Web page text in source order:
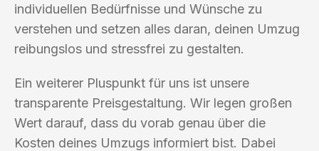
individuellen Bedürfnisse und Wünsche zu
verstehen und setzen alles daran, deinen Umzug
reibungslos und stressfrei zu gestalten.
Ein weiterer Pluspunkt für uns ist unsere
transparente Preisgestaltung. Wir legen großen
Wert darauf, dass du vorab genau über die
Kosten deines Umzugs informiert bist. Dabei